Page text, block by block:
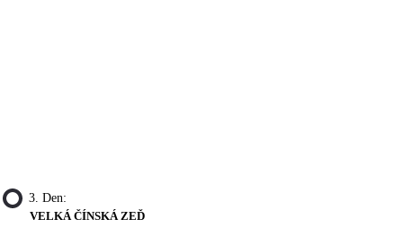
3. Den:
VELKÁ ČÍNSKÁ ZEĎ